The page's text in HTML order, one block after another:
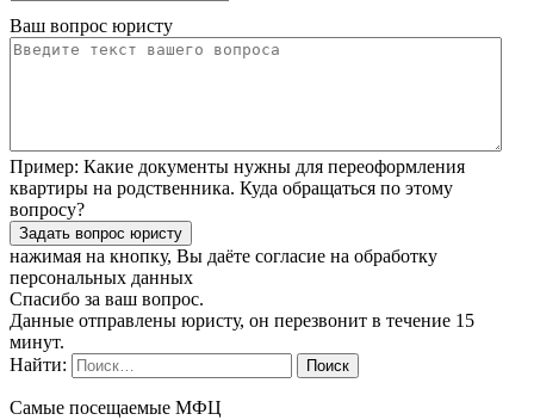
Ваш вопрос юристу
Пример: Какие документы нужны для переоформления
квартиры на родственника. Куда обращаться по этому
вопросу?
нажимая на кнопку, Вы даёте согласие на обработку
персональных данных
Спасибо за ваш вопрос.
Данные отправлены юристу, он перезвонит в течение 15
минут.
Найти:
Самые посещаемые МФЦ